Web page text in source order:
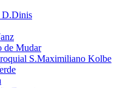
D.Dinis
de Mudar
S.Maximiliano Kolbe